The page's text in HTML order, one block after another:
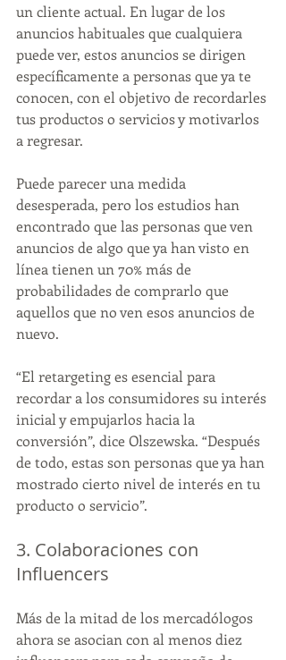
un cliente actual. En lugar de los
anuncios habituales que cualquiera
puede ver, estos anuncios se dirigen
específicamente a personas que ya te
conocen, con el objetivo de recordarles
tus productos o servicios y motivarlos
a regresar.
Puede parecer una medida
desesperada, pero los estudios han
encontrado que las personas que ven
anuncios de algo que ya han visto en
línea tienen un 70% más de
probabilidades de comprarlo que
aquellos que no ven esos anuncios de
nuevo.
“El retargeting es esencial para
recordar a los consumidores su interés
inicial y empujarlos hacia la
conversión”, dice Olszewska. “Después
de todo, estas son personas que ya han
mostrado cierto nivel de interés en tu
producto o servicio”.
3. Colaboraciones con
Influencers
Más de la mitad de los mercadólogos
ahora se asocian con al menos diez